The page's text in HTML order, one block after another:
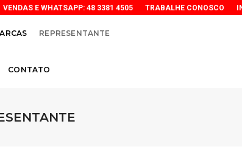
VENDAS E WHATSAPP: 48 3381 4505 TRABALHE CONOSCO
REPRESENTANTE
CONTATO